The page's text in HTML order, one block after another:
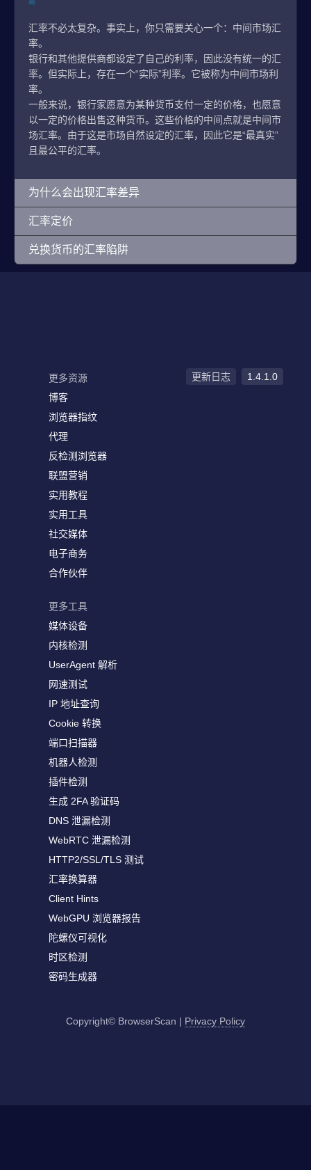
汇率不必太复杂。事实上，你只需要关心一个：中间市场汇
率。
银行和其他提供商都设定了自己的利率，因此没有统一的汇
率。但实际上，存在一个“实际”利率。它被称为中间市场利
率。
一般来说，银行家愿意为某种货币支付一定的价格，也愿意
以一定的价格出售这种货币。这些价格的中间点就是中间市
场汇率。由于这是市场自然设定的汇率，因此它是“最真实”
且最公平的汇率。
为什么会出现汇率差异
汇率定价
兑换货币的汇率陷阱
更多资源
博客
浏览器指纹
代理
反检测浏览器
联盟营销
实用教程
实用工具
社交媒体
电子商务
合作伙伴
更多工具
媒体设备
内核检测
UserAgent 解析
网速测试
IP 地址查询
Cookie 转换
端口扫描器
机器人检测
插件检测
生成 2FA 验证码
DNS 泄漏检测
WebRTC 泄漏检测
HTTP2/SSL/TLS 测试
汇率换算器
Client Hints
WebGPU 浏览器报告
陀螺仪可视化
时区检测
密码生成器
更新日志 1.4.1.0
Copyright© BrowserScan | Privacy Policy